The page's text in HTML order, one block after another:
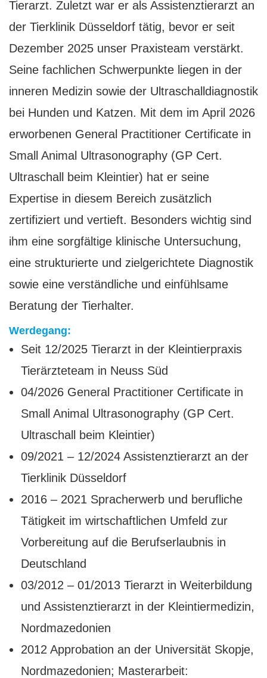
Tierarzt. Zuletzt war er als Assistenztierarzt an
der Tierklinik Düsseldorf tätig, bevor er seit
Dezember 2025 unser Praxisteam verstärkt.
Seine fachlichen Schwerpunkte liegen in der
inneren Medizin sowie der Ultraschalldiagnostik
bei Hunden und Katzen. Mit dem im April 2026
erworbenen General Practitioner Certificate in
Small Animal Ultrasonography (GP Cert.
Ultraschall beim Kleintier) hat er seine
Expertise in diesem Bereich zusätzlich
zertifiziert und vertieft. Besonders wichtig sind
ihm eine sorgfältige klinische Untersuchung,
eine strukturierte und zielgerichtete Diagnostik
sowie eine verständliche und einfühlsame
Beratung der Tierhalter.
Werdegang:
Seit 12/2025 Tierarzt in der Kleintierpraxis
Tierärzteteam in Neuss Süd
04/2026 General Practitioner Certificate in
Small Animal Ultrasonography (GP Cert.
Ultraschall beim Kleintier)
09/2021 – 12/2024 Assistenztierarzt an der
Tierklinik Düsseldorf
2016 – 2021 Spracherwerb und berufliche
Tätigkeit im wirtschaftlichen Umfeld zur
Vorbereitung auf die Berufserlaubnis in
Deutschland
03/2012 – 01/2013 Tierarzt in Weiterbildung
und Assistenztierarzt in der Kleintiermedizin,
Nordmazedonien
2012 Approbation an der Universität Skopje,
Nordmazedonien; Masterarbeit: